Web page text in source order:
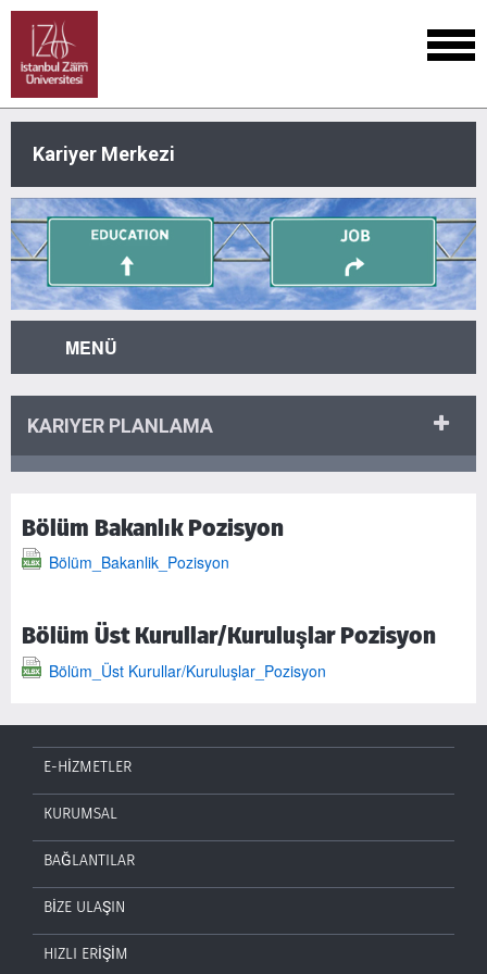
Kariyer Merkezi
MENÜ
KARIYER PLANLAMA
Bölüm Bakanlık Pozisyon
Bölüm_Bakanlik_Pozisyon
Bölüm Üst Kurullar/Kuruluşlar Pozisyon
Bölüm_Üst Kurullar/Kuruluşlar_Pozisyon
E-HİZMETLER
KURUMSAL
BAĞLANTILAR
BİZE ULAŞIN
HIZLI ERİŞİM